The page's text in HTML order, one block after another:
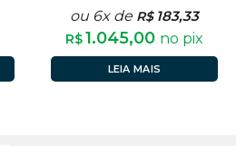
ou 6x de R$ 183,33
R$1.045,00 no pix
LEIA MAIS